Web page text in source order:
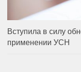
Вступила в силу
применении УСН